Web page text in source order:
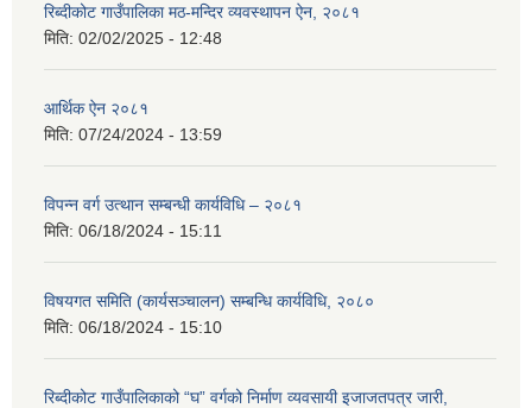
रिब्दीकोट गाउँपालिका मठ-मन्दिर व्यवस्थापन ऐन, २०८१
मिति: 02/02/2025 - 12:48
आर्थिक ऐन २०८१
मिति: 07/24/2024 - 13:59
विपन्न वर्ग उत्थान सम्बन्धी कार्यविधि – २०८१
मिति: 06/18/2024 - 15:11
विषयगत समिति (कार्यसञ्चालन) सम्बन्धि कार्यविधि, २०८०
मिति: 06/18/2024 - 15:10
रिब्दीकोट गाउँपालिकाको “घ” वर्गको निर्माण व्यवसायी इजाजतपत्र जारी,